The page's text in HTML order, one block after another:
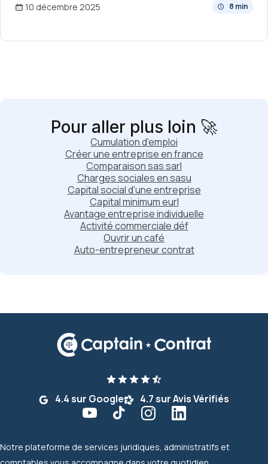
8 min
10 décembre 2025
Pour aller plus loin 🚀
Cumulation d'emploi
Créer une entreprise en france
Comparaison sas sarl
Charges sociales en sasu
Capital social d'une entreprise
Capital minimum eurl
Avantage entreprise individuelle
Activité commerciale déf
Ouvrir un café
Auto-entrepreneur contrat
4.4 sur Google 4.7 sur Avis Vérifiés
Notre plateforme de services juridiques, administratifs et